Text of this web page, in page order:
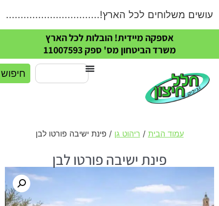
עושים משלוחים לכל
אספקה מיידית! הובלות לכל הארץ
משרד הביטחון מס' ספק 11007593
חיפוש
עמוד הבית/ריהוט גן/ פינת ישיבה פורטו לבן
פינת ישיבה פורטו לבן